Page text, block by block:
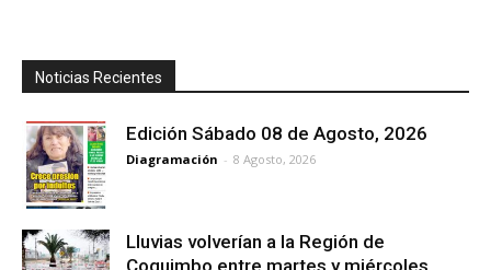
Noticias Recientes
Edición Sábado 08 de Agosto, 2026
Diagramación - 8 Agosto, 2026
Lluvias volverían a la Región de
Coquimbo entre martes y miércoles